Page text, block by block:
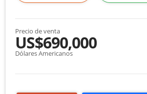
Precio de venta
US$690,000
Dólares Americanos